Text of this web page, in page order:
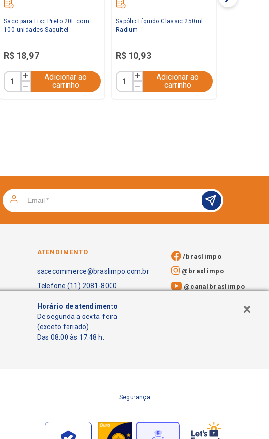
Saco para Lixo Preto 20L com
100 unidades Saquitel
R$ 18,97
Adicionar ao
carrinho
Sapólio Líquido Classic 250ml
Radium
R$ 10,93
Adicionar ao
carrinho
ATENDIMENTO
sacecommerce@braslimpo.com.br
Telefone (11) 2081-8000
Horário de atendimento
De segunda a sexta-feira
(exceto feriado)
Das 08:00 às 17:48 h.
/braslimpo
@braslimpo
@canalbraslimpo​
Segurança